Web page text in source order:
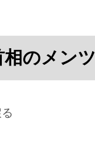
相のメンツ